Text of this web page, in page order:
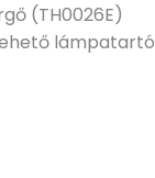
(TH0026E)
lámpatartó